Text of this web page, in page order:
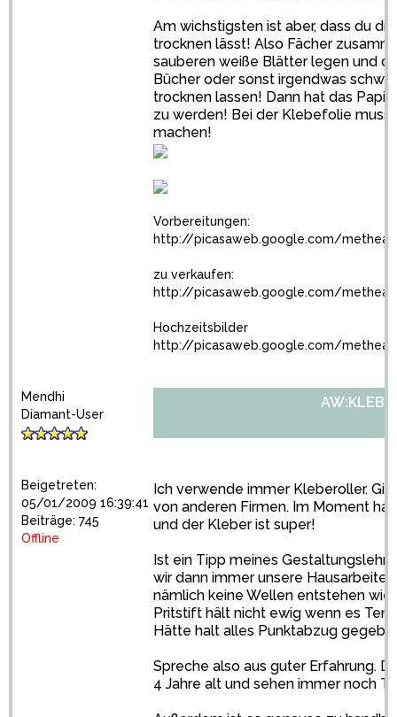
Am wichstigsten ist aber, dass du
trocknen lässt! Also Fächer
sauberen weiße Blätter legen und
Bücher oder sonst irgendwas
trocknen lassen! Dann hat das
zu werden! Bei der Klebefolie
machen!
Vorbereitungen:
http://picasaweb.google.com/
zu verkaufen:
http://picasaweb.google.com/
Hochzeitsbilder
http://picasaweb.google.com/
Mendhi
Diamant-User
Beigetreten:
05/01/2009 16:39:41
Beiträge: 745
Offline
Ich verwende immer Kleberoller.
von anderen Firmen. Im Moment
und der Kleber ist super!
Ist ein Tipp meines
wir dann immer unsere
nämlich keine Wellen entstehen wie
Pritstift hält nicht ewig wenn es
Hätte halt alles Punktabzug
Spreche also aus guter Erfahrung.
4 Jahre alt und sehen immer noch